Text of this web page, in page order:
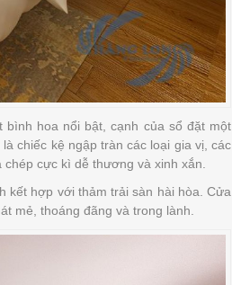
hoa nổi bật, cạnh của sổ đặt một
chiếc kệ ngập tràn các loại gia vị, các
cực kì dễ thương và xinh xắn.
kết hợp với thảm trải sàn hài hòa. Cửa
mẻ, thoáng đãng và trong lành.